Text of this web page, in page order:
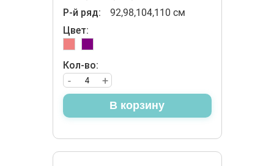
Р-й ряд:
92,98,104,110 см
Цвет:
Кол-во:
+
-
В корзину